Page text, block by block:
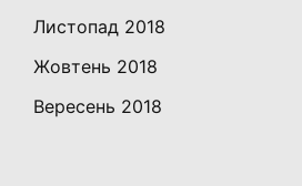
Листопад 2018
Жовтень 2018
Вересень 2018